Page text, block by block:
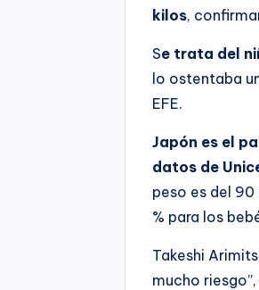
kilos,
Se trata del
lo ostentaba
EFE.
Japón es el
datos de
peso es del
% para los
Takeshi
mucho